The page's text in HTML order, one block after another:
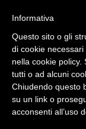
TV
Informativa
Questo sito o gli
di cookie
nella cookie policy.
tutti o ad alcuni
Chiudendo questo
su un link o
acconsenti all’uso